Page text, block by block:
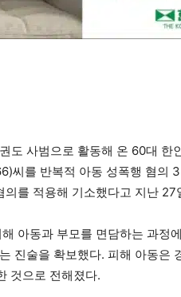
도 사범으로 활동해 온 60대 한
씨를 반복적 아동 성폭행 혐의
를 적용해 기소했다고 지난 27
아동과 부모를 면담하는 과정
진술을 확보했다. 피해 아동은
것으로 전해졌다.